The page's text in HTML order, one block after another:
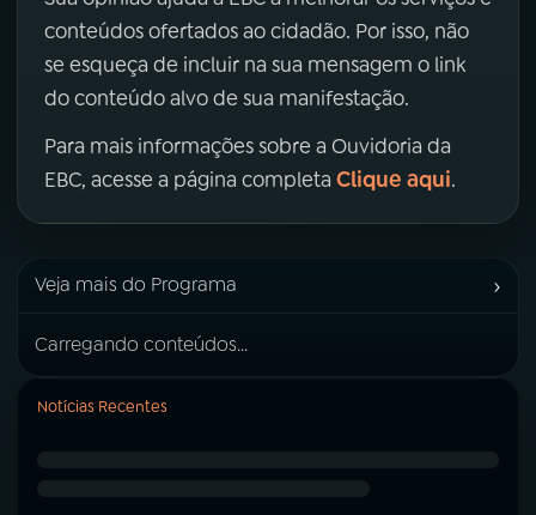
conteúdos ofertados ao cidadão. Por isso, não
se esqueça de incluir na sua mensagem o link
do conteúdo alvo de sua manifestação.
Para mais informações sobre a Ouvidoria da
EBC, acesse a página completa Clique aqui.
Veja mais do Programa ›
Carregando conteúdos...
Notícias Recentes